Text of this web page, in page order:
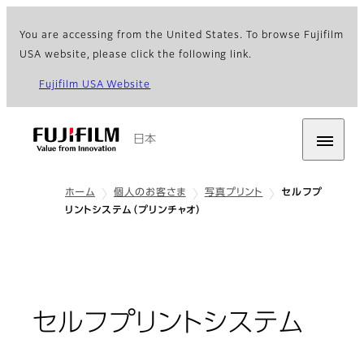
You are accessing from the United States. To browse Fujifilm
USA website, please click the following link.
Fujifilm USA Website
日本
ホーム 個人のお客さま 写真プリント
セルフプ
リントシステム（プリンチャオ）
セルフプリントシステム